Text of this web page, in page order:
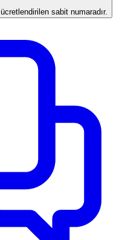
sabit numaradır.